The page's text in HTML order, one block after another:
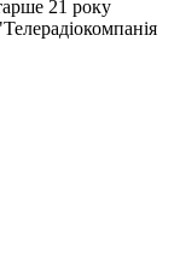
21 року